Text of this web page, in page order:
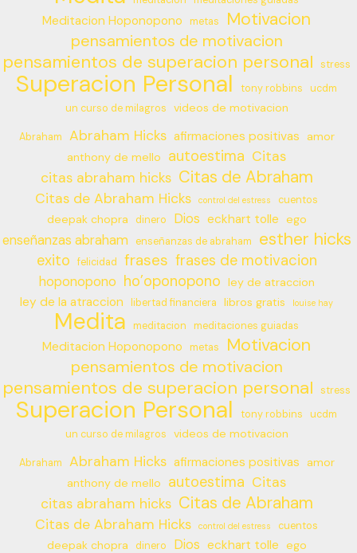
Meditacion Hoponopono metas Motivacion
pensamientos de motivacion
pensamientos de superacion personal stress
Superacion Personal tony robbins
ucdm
un curso de milagros
videos de motivacion
Abraham Abraham Hicks afirmaciones positivas
amor
anthony de mello
autoestima Citas
citas abraham hicks Citas de Abraham
Citas de Abraham Hicks control del estress cuentos
deepak chopra dinero Dios eckhart tolle ego
enseñanzas abraham enseñanzas de abraham esther hicks
exito felicidad frases frases de motivacion
hoponopono ho’oponopono ley de atraccion
ley de la atraccion libertad financiera libros gratis louise hay
Medita meditacion meditaciones guiadas
Meditacion Hoponopono metas Motivacion
pensamientos de motivacion
pensamientos de superacion personal stress
Superacion Personal tony robbins
ucdm
un curso de milagros
videos de motivacion
Abraham Abraham Hicks afirmaciones positivas
amor
anthony de mello
autoestima Citas
citas abraham hicks Citas de Abraham
Citas de Abraham Hicks control del estress cuentos
deepak chopra dinero Dios eckhart tolle ego